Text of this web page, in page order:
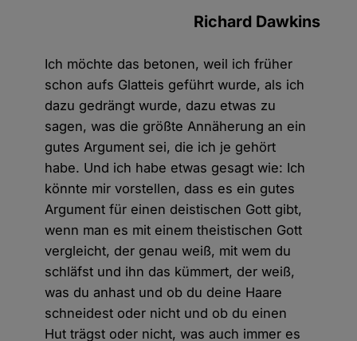
Richard Dawkins
Ich möchte das betonen, weil ich früher
schon aufs Glatteis geführt wurde, als ich
dazu gedrängt wurde, dazu etwas zu
sagen, was die größte Annäherung an ein
gutes Argument sei, die ich je gehört
habe. Und ich habe etwas gesagt wie: Ich
könnte mir vorstellen, dass es ein gutes
Argument für einen deistischen Gott gibt,
wenn man es mit einem theistischen Gott
vergleicht, der genau weiß, mit wem du
schläfst und ihn das kümmert, der weiß,
was du anhast und ob du deine Haare
schneidest oder nicht und ob du einen
Hut trägst oder nicht, was auch immer es